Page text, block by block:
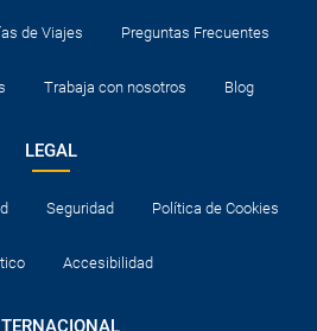
de Viajes Preguntas Frecuentes
Trabaja con nosotros Blog
LEGAL
Seguridad Política de Cookies
Accesibilidad